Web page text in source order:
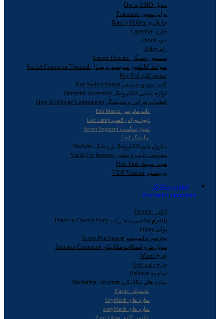
تبدیل SMD به Dip
ترانزیستور Transistor
جا باتری Battery Holder
خازن Capacitor
دیود Diode
رله Relay
سنسور حسگر Sensor Detector
سوکت کانکتور سرسیم ترمینال Sucket Connector Terminal
صفحه کلید Key Pad
کلید سوئیچ شستی Key Switch Button
لوازم جانبی الکترونیک Electronic Accessory
قطعات نورانی و نمایشگر Light & Display Components
دات ماتریس Dot Matrix
دیود نورانی لامپ Led Lamp
سون سگمنت Seven Segment
نمایشگر Lcd
ماژول های الکترونیک و رباتیک Modules
مقاومت ثابت و متغیر Var & Fix Resistor
هیت سینک Heat Sink
وریستور VDR Varistor
قطعات مکانیک
Mechanic Components
انکدر Encoder
پلتفرم شاسی بدنه ربات Platform Chassis Body
پولی Pulley
پیچ مهره اسپیسر Screw Nut Spacer
تبدیل ها و اتصالات مکانیکی Junction Connector
چرخ Wheel
چرخ دنده Gear
ساچمه Ballbear
سازه های مکانیکی Mechanical Structure
پلاستیکی Plastic
سازه های ToyMech
سازه های EasyMech
پلکسی گلس Plexi Glass